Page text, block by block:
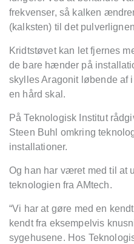
frekvenser, så kalken
(kalksten) til det
Kridtstøvet kan let fjernes
de bare hænder på
skylles Aragonit løbende af
en hård skal.
På Teknologisk Institut
Steen Buhl omkring
installationer.
Og han har været med til at
teknologien fra AMtech.
“Vi har at gøre med en
kendt fra eksempelvis
sygehusene. Hos